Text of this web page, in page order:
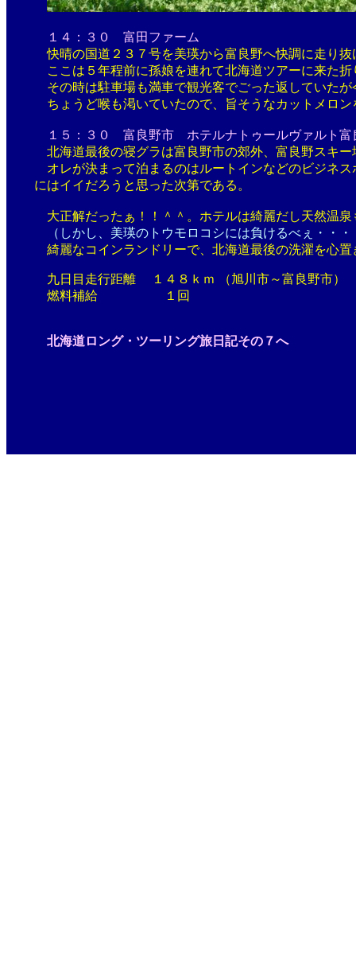
１４：３０ 富田ファーム
快晴の国道２３７号を美瑛から富良野へ快調に走り抜
ここは５年程前に孫娘を連れて北海道ツアーに来た折
その時は駐車場も満車で観光客でごった返していたが
ちょうど喉も渇いていたので、旨そうなカットメロン
１５：３０ 富良野市 ホテルナトゥールヴァルト富
北海道最後の寝グラは富良野市の郊外、富良野スキー
オレが決まって泊まるのはルートインなどのビジネスホ
にはイイだろうと思った次第である。
大正解だったぁ！！＾＾。ホテルは綺麗だし天然温泉も
（しかし、美瑛のトウモロコシには負けるべぇ・・
綺麗なコインランドリーで、北海道最後の洗濯を心置
九日目走行距離 １４８ｋｍ （旭川市～富良野市）
燃料補給 １回
北海道ロング・ツーリング旅日記その７へ